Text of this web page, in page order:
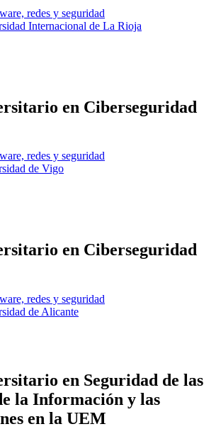
redes y seguridad
Internacional de La Rioja
en Ciberseguridad
redes y seguridad
de Vigo
en Ciberseguridad
redes y seguridad
de Alicante
en Seguridad de las
la Información y las
en la UEM